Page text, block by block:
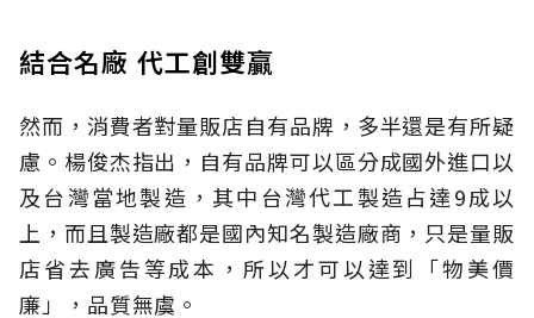
結合名廠 代工創雙贏
然而，消費者對量販店自有品牌，多半還是有所疑
慮。楊俊杰指出，自有品牌可以區分成國外進口以
及台灣當地製造，其中台灣代工製造占達9成以
上，而且製造廠都是國內知名製造廠商，只是量販
店省去廣告等成本，所以才可以達到「物美價
廉」，品質無虞。